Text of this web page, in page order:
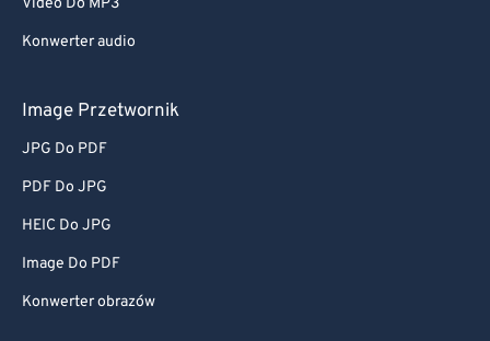
Video Do MP3
Konwerter audio
Image Przetwornik
JPG Do PDF
PDF Do JPG
HEIC Do JPG
Image Do PDF
Konwerter obrazów